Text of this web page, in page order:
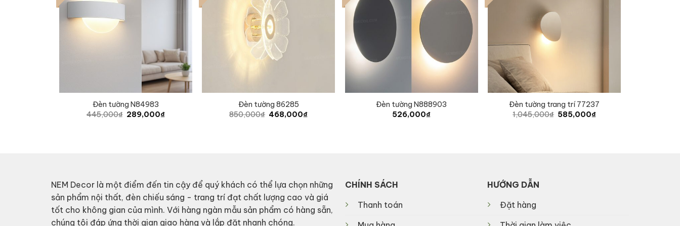
Đèn tường N84983
445,000₫ Original
price
289,000₫Current
Đèn tường 86285
850,000₫ Original
price
468,000₫Current
Đèn tường N888903
526,000₫
Đèn tường trang trí 77237
1,045,000₫ Original
price
585,000₫Current
NEM Decor là một điểm đến tin cậy để quý khách có thể lựa chọn những
sản phẩm nội thất, đèn chiếu sáng - trang trí đạt chất lượng cao và giá
tốt cho không gian của mình. Với hàng ngàn mẫu sản phẩm có hàng sẵn,
chúng tôi đáp ứng thời gian giao hàng và lắp đặt nhanh chóng.
CHÍNH SÁCH
Thanh toán
HƯỚNG DẪN
Đặt hàng